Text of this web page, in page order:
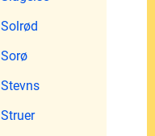
Solrød
Sorø
Stevns
Struer